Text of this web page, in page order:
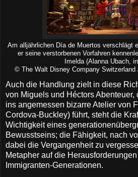
Am alljährlichen Día de Muertos verschlägt
er seine verstorbenen Vorfahren
Imelda (Alanna Ubach,
© The Walt Disney Company Switzerland
Auch die Handlung zielt in diese
von Miguels und Héctors Abenteuer,
ins angemessen bizarre Atelier von
Cordova-Buckley) führt, steht die
Wichtigkeit eines
Bewusstseins; die Fähigkeit, nach
dabei die Vergangenheit zu
Metapher auf die
Immigranten-Generationen.